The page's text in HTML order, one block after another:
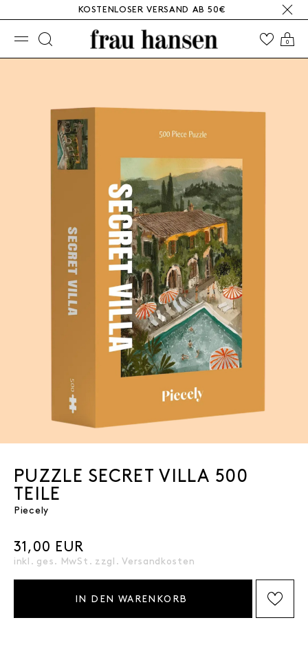
KOSTENLOSER VERSAND AB 50€
0
☰
PUZZLE SECRET VILLA 500
TEILE
Piecely
31,00 EUR
inkl. ges. MwSt. zzgl.Versandkosten
IN DEN WARENKORB